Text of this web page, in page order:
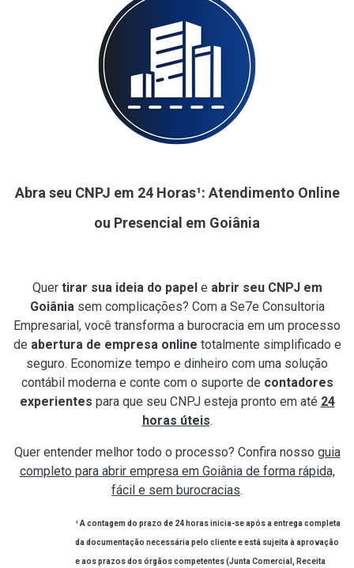
Abra seu CNPJ em 24 Horas¹: Atendimento Online
ou Presencial em Goiânia
Quer tirar sua ideia do papele abrir seu CNPJ em
Goiânia sem complicações? Com a Se7e Consultoria
Empresarial, você transforma a burocracia em um processo
de abertura de empresa online totalmente simplificado e
seguro. Economize tempo e dinheiro com uma solução
contábil moderna e conte com o suporte de contadores
experientes para que seu CNPJ esteja pronto em até 24
horas úteis.
Quer entender melhor todo o processo? Confira nosso guia
completo para abrir empresa em Goiânia de forma rápida,
fácil e sem burocracias.
¹ A contagem do prazo de 24 horas inicia-se após a entrega completa
da documentação necessária pelo cliente e está sujeita à aprovação
e aos prazos dos órgãos competentes (Junta Comercial, Receita